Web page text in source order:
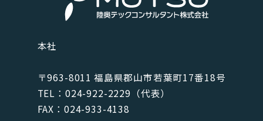
本社
〒963-8011 福島県郡⼭市若葉町17番18号
TEL：024-922-2229（代表）
FAX：024-933-4138